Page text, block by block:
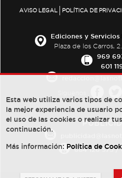
AVISO LEGAL POLÍTICA DE
Ediciones y Servicios
Plaza de los Carros,
969
601
684 126 573/
Esta web utiliza varios tipos de
la mejor experiencia de usuario
el uso de las cookies o realizar
continuación.
Más información: Política de